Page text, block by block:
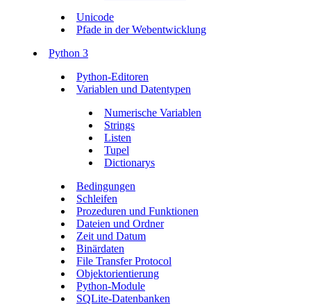
Unicode
Pfade in der Webentwicklung
Python 3
Python-Editoren
Variablen und Datentypen
Numerische Variablen
Strings
Listen
Tupel
Dictionarys
Bedingungen
Schleifen
Prozeduren und Funktionen
Dateien und Ordner
Zeit und Datum
Binärdaten
File Transfer Protocol
Objektorientierung
Python-Module
SQLite-Datenbanken